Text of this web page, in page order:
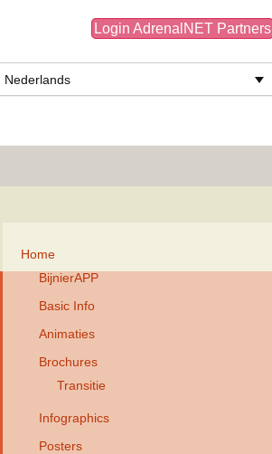
Login AdrenalNET Partners
Nederlands
Home
BijnierAPP
Basic Info
Animaties
Brochures
Transitie
Infographics
Posters